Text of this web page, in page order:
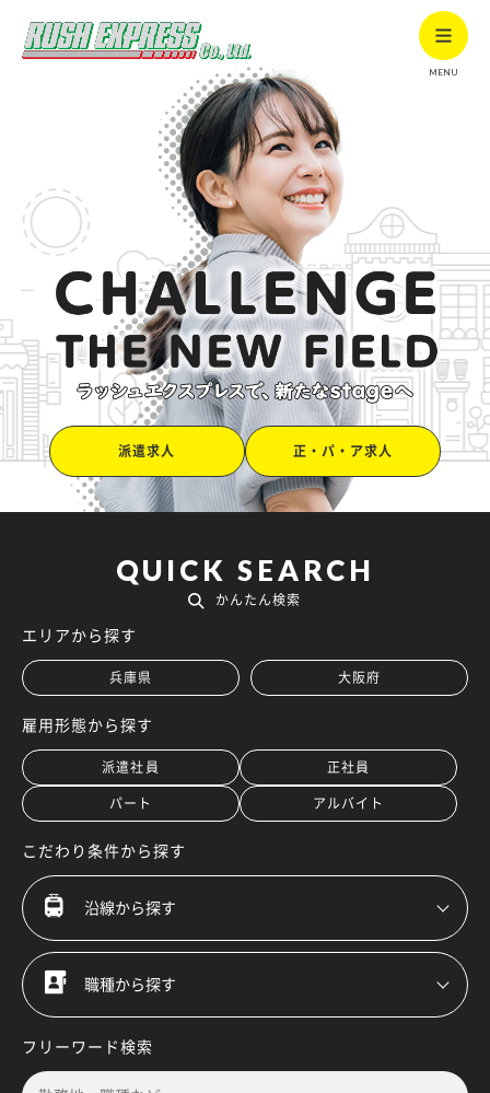
MENU
派遣求人 正・パ・ア求人
QUICK SEARCH
かんたん検索
エリアから探す
兵庫県 大阪府
雇用形態から探す
派遣社員 正社員
パート アルバイト
こだわり条件から探す
フリーワード検索